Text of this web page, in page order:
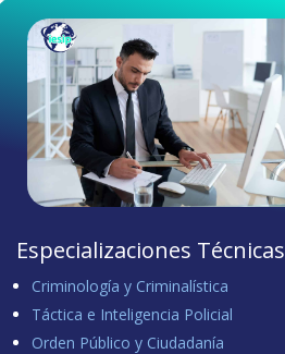
1 1 0
Especializaciones Técnicas
Criminología y Criminalística
Táctica e Inteligencia Policial
Orden Público y Ciudadanía